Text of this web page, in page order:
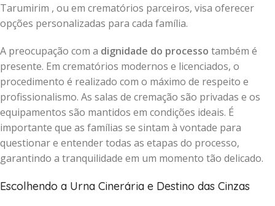
Tarumirim , ou em crematórios parceiros, visa oferecer
opções personalizadas para cada família.
A preocupação com a dignidade do processo também é
presente. Em crematórios modernos e licenciados, o
procedimento é realizado com o máximo de respeito e
profissionalismo. As salas de cremação são privadas e os
equipamentos são mantidos em condições ideais. É
importante que as famílias se sintam à vontade para
questionar e entender todas as etapas do processo,
garantindo a tranquilidade em um momento tão delicado.
Escolhendo a Urna Cinerária e Destino das Cinzas